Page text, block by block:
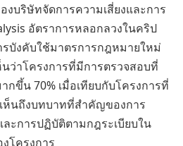
งบริษัทจัดการความเสี่ยงและการ
อัตราการหลอกลวงในคริป
รบังคับใช้มาตรการกฎหมายใหม่
ว่าโครงการที่มีการตรวจสอบที่
กขึ้น 70% เมื่อเทียบกับโครงการที่
ห็นถึงบทบาทที่สำคัญของการ
ะการปฏิบัติตามกฎระเบียบใน
โครงการ